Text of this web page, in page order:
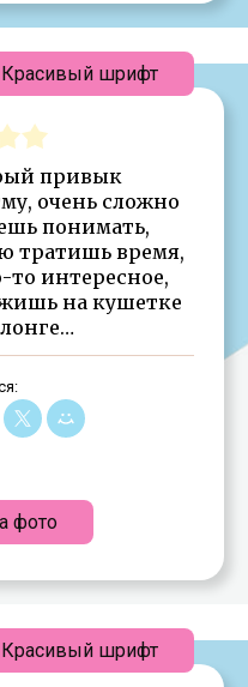
привык
очень сложно
понимать,
тратишь время,
то интересное,
на кушетке
фото
Красивый шрифт
Красивый шрифт